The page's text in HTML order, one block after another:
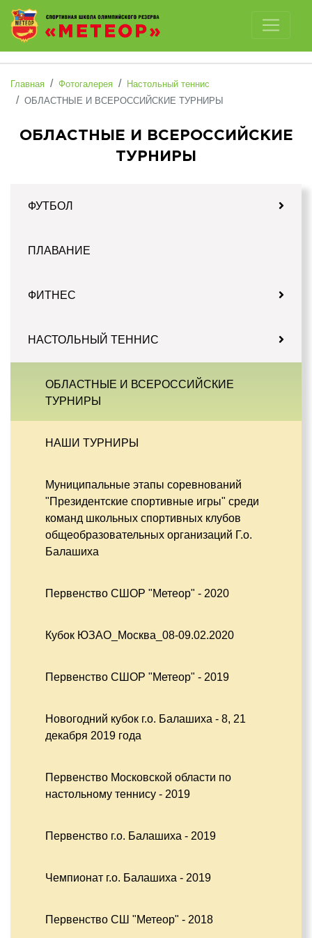
Отключить картинки
Главная Фотогалерея
Настольный теннис
ОБЛАСТНЫЕ И ВСЕРОССИЙСКИЕ ТУРНИРЫ
ОБЛАСТНЫЕ И ВСЕРОССИЙСКИЕ
ТУРНИРЫ
ФУТБОЛ
ПЛАВАНИЕ
ФИТНЕС
НАСТОЛЬНЫЙ ТЕННИС
ОБЛАСТНЫЕ И ВСЕРОССИЙСКИЕ
ТУРНИРЫ
НАШИ ТУРНИРЫ
Муниципальные этапы соревнований
"Президентские спортивные игры" среди
команд школьных спортивных клубов
общеобразовательных организаций Г.о.
Балашиха
Первенство СШОР "Метеор" - 2020
Кубок ЮЗАО_Москва_08-09.02.2020
Первенство СШОР "Метеор" - 2019
Новогодний кубок г.о. Балашиха - 8, 21
декабря 2019 года
Первенство Московской области по
настольному теннису - 2019
Первенство г.о. Балашиха - 2019
Чемпионат г.о. Балашиха - 2019
Первенство СШ "Метеор" - 2018